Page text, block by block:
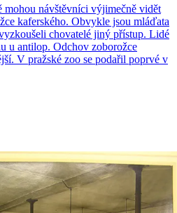
mohou návštěvníci výjimečně vidět
kaferského. Obvykle jsou mláďata
chovatelé jiný přístup. Lidé
u antilop. Odchov zoborožce
V pražské zoo se podařil poprvé v